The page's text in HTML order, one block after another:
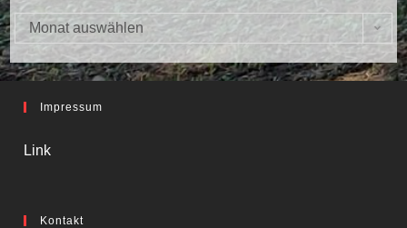
Monat auswählen
Impressum
Link
Kontakt